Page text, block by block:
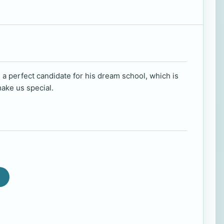
perfect candidate for his dream school, which is
us special.